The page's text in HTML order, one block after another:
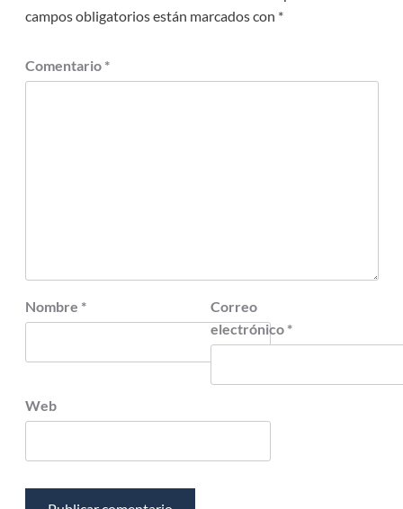
campos obligatorios están marcados con *
Comentario *
Nombre *
Correo
electrónico *
Web